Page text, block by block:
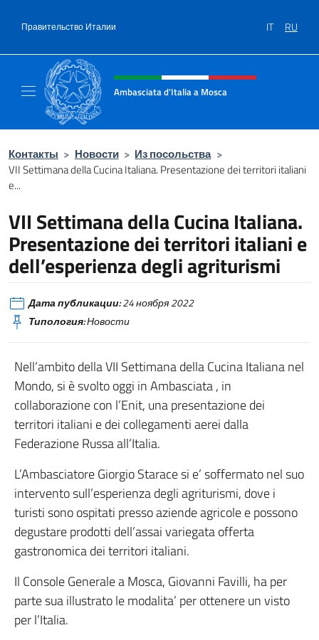
Правительство Италии IT RU
Шапка сайта, соцсети и
Ambasciata d'Italia a Mosca
Контакты > Новости > Из посольства >
VII Settimana della Cucina Italiana. Presentazione dei territori italiani
e...
VII Settimana della Cucina Italiana.
Presentazione dei territori italiani e
dell’esperienza degli agriturismi
Дата публикации:24 ноября 2022
Типология:Новости
Nell’ambito della VII Settimana della Cucina Italiana nel
Mondo, si è svolto oggi in Ambasciata , in
collaborazione con l’Enit, una presentazione dei
territori italiani e dei collegamenti aerei dalla
Federazione Russa all’Italia.
L’Ambasciatore Giorgio Starace si e’ soffermato nel suo
intervento sull’esperienza degli agriturismi, dove i
turisti sono ospitati presso aziende agricole e possono
degustare prodotti dell’assai variegata offerta
gastronomica dei territori italiani.
Il Console Generale a Mosca, Giovanni Favilli, ha per
parte sua illustrato le modalita’ per ottenere un visto
per l’Italia.